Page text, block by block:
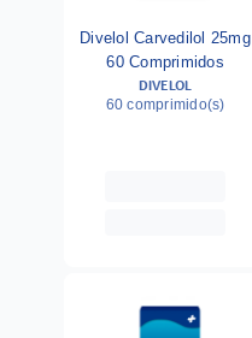
Divelol Carvedilol 25mg
60 Comprimidos
DIVELOL
60 comprimido(s)